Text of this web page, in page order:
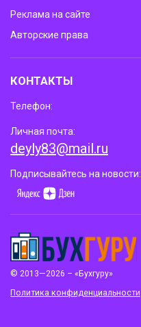
© 2013—2026 – «Бухгуру»
Политика конфиденциальности
Реклама на сайте
Авторские права
КОНТАКТЫ
Телефон:
Личная почта:
deyly83@mail.ru
Подписывайтесь на новости: